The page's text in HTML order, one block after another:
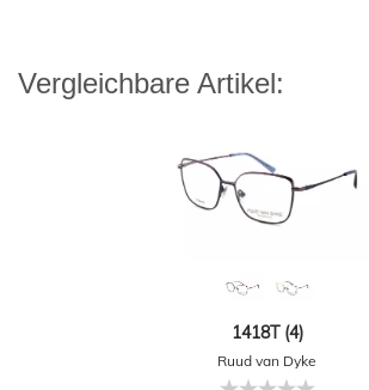
Vergleichbare Artikel:
1418T (4)
Ruud van Dyke